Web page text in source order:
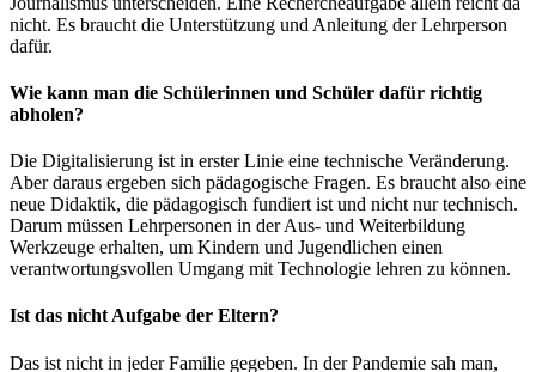
nicht. Es braucht die Unterstützung und Anleitung der Lehrperson
dafür.
Wie kann man die Schülerinnen und Schüler dafür richtig
abholen?
Die Digitalisierung ist in erster Linie eine technische Veränderung.
Aber daraus ergeben sich pädagogische Fragen. Es braucht also eine
neue Didaktik, die pädagogisch fundiert ist und nicht nur technisch.
Darum müssen Lehrpersonen in der Aus- und Weiterbildung
Werkzeuge erhalten, um Kindern und Jugendlichen einen
verantwortungsvollen Umgang mit Technologie lehren zu können.
Ist das nicht Aufgabe der Eltern?
Das ist nicht in jeder Familie gegeben. In der Pandemie sah man,